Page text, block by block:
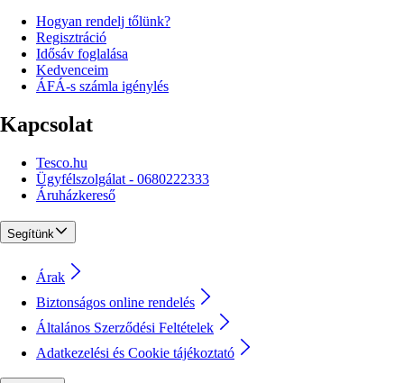
Hogyan rendelj tőlünk?
Regisztráció
Idősáv foglalása
Kedvenceim
ÁFÁ-s számla igénylés
Kapcsolat
Tesco.hu
Ügyfélszolgálat - 0680222333
Áruházkereső
Segítünk
Árak
Biztonságos online rendelés
Általános Szerződési Feltételek
Adatkezelési és Cookie tájékoztató